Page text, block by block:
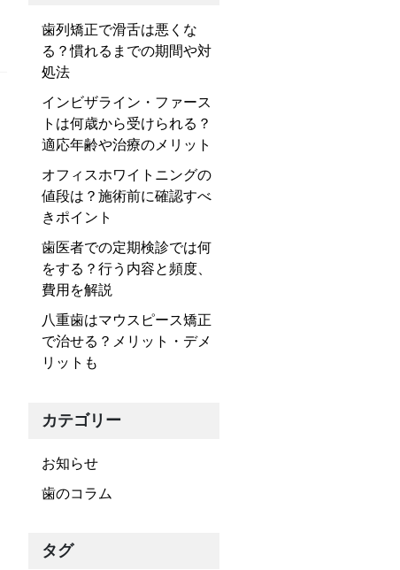
歯列矯正で滑舌は悪くな
る？慣れるまでの期間や対
処法
インビザライン・ファース
トは何歳から受けられる？
適応年齢や治療のメリット
オフィスホワイトニングの
値段は？施術前に確認すべ
きポイント
歯医者での定期検診では何
をする？行う内容と頻度、
費用を解説
八重歯はマウスピース矯正
で治せる？メリット・デメ
リットも
カテゴリー
お知らせ
歯のコラム
タグ